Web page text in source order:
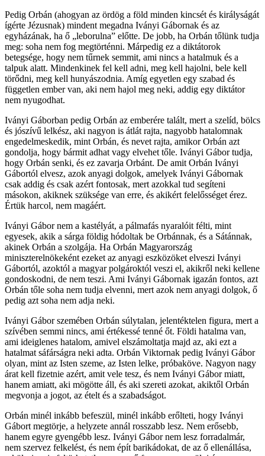
Pedig Orbán (ahogyan az ördög a föld minden kincsét és királyságát
ígérte Jézusnak) mindent megadna Iványi Gábornak és az
egyházának, ha ő „leborulna” előtte. De jobb, ha Orbán tőlünk tudja
meg: soha nem fog megtörténni. Márpedig ez a diktátorok
betegsége, hogy nem tűrnek semmit, ami nincs a hatalmuk és a
talpuk alatt. Mindenkinek fel kell adni, meg kell hajolni, bele kell
törődni, meg kell hunyászodnia. Amíg egyetlen egy szabad és
független ember van, aki nem hajol meg neki, addig egy diktátor
nem nyugodhat.
Iványi Gáborban pedig Orbán az emberére talált, mert a szelíd, bölcs
és jószívű lelkész, aki nagyon is átlát rajta, nagyobb hatalomnak
engedelmeskedik, mint Orbán, és nevet rajta, amikor Orbán azt
gondolja, hogy bármit adhat vagy elvehet tőle. Iványi Gábor tudja,
hogy Orbán senki, és ez zavarja Orbánt. De amit Orbán Iványi
Gábortól elvesz, azok anyagi dolgok, amelyek Iványi Gábornak
csak addig és csak azért fontosak, mert azokkal tud segíteni
másokon, akiknek szüksége van erre, és akikért felelősséget érez.
Értük harcol, nem magáért.
Iványi Gábor nem a kastélyát, a pálmafás nyaralóit félti, mint
egyesek, akik a sárga földig hódoltak be Orbánnak, és a Sátánnak,
akinek Orbán a szolgája. Ha Orbán Magyarország
miniszterelnökeként ezeket az anyagi eszközöket elveszi Iványi
Gábortól, azoktól a magyar polgároktól veszi el, akikről neki kellene
gondoskodni, de nem teszi. Ami Iványi Gábornak igazán fontos, azt
Orbán tőle soha nem tudja elvenni, mert azok nem anyagi dolgok, ő
pedig azt soha nem adja neki.
Iványi Gábor szemében Orbán súlytalan, jelentéktelen figura, mert a
szívében semmi nincs, ami értékessé tenné őt. Földi hatalma van,
ami ideiglenes hatalom, amivel elszámoltatja majd az, aki ezt a
hatalmat sáfárságra neki adta. Orbán Viktornak pedig Iványi Gábor
olyan, mint az Isten szeme, az Isten lelke, próbaköve. Nagyon nagy
árat kell fizetnie azért, amit vele tesz, és nem Iványi Gábor miatt,
hanem amiatt, aki mögötte áll, és aki szereti azokat, akiktől Orbán
megvonja a jogot, az ételt és a szabadságot.
Orbán minél inkább befeszül, minél inkább erőlteti, hogy Iványi
Gábort megtörje, a helyzete annál rosszabb lesz. Nem erősebb,
hanem egyre gyengébb lesz. Iványi Gábor nem lesz forradalmár,
nem szervez felkelést, és nem épít barikádokat, de az ő ellenállása,